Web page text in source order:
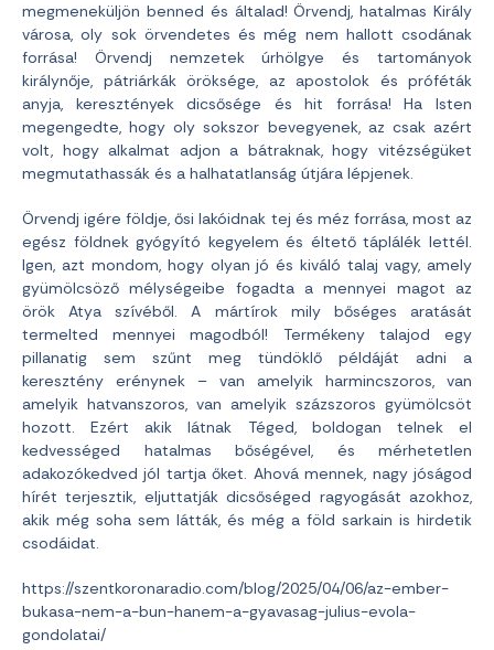
megmeneküljön benned és általad! Örvendj, hatalmas Király
városa, oly sok örvendetes és még nem hallott csodának
forrása! Örvendj nemzetek úrhölgye és tartományok
királynője, pátriárkák öröksége, az apostolok és próféták
anyja, keresztények dicsősége és hit forrása! Ha Isten
megengedte, hogy oly sokszor bevegyenek, az csak azért
volt, hogy alkalmat adjon a bátraknak, hogy vitézségüket
megmutathassák és a halhatatlanság útjára lépjenek.
Örvendj igére földje, ősi lakóidnak tej és méz forrása, most az
egész földnek gyógyító kegyelem és éltető táplálék lettél.
Igen, azt mondom, hogy olyan jó és kiváló talaj vagy, amely
gyümölcsöző mélységeibe fogadta a mennyei magot az
örök Atya szívéből. A mártírok mily bőséges aratását
termelted mennyei magodból! Termékeny talajod egy
pillanatig sem szűnt meg tündöklő példáját adni a
keresztény erénynek – van amelyik harmincszoros, van
amelyik hatvanszoros, van amelyik százszoros gyümölcsöt
hozott. Ezért akik látnak Téged, boldogan telnek el
kedvességed hatalmas bőségével, és mérhetetlen
adakozókedved jól tartja őket. Ahová mennek, nagy jóságod
hírét terjesztik, eljuttatják dicsőséged ragyogását azokhoz,
akik még soha sem látták, és még a föld sarkain is hirdetik
csodáidat.
https://szentkoronaradio.com/blog/2025/04/06/az-ember-
bukasa-nem-a-bun-hanem-a-gyavasag-julius-evola-
gondolatai/